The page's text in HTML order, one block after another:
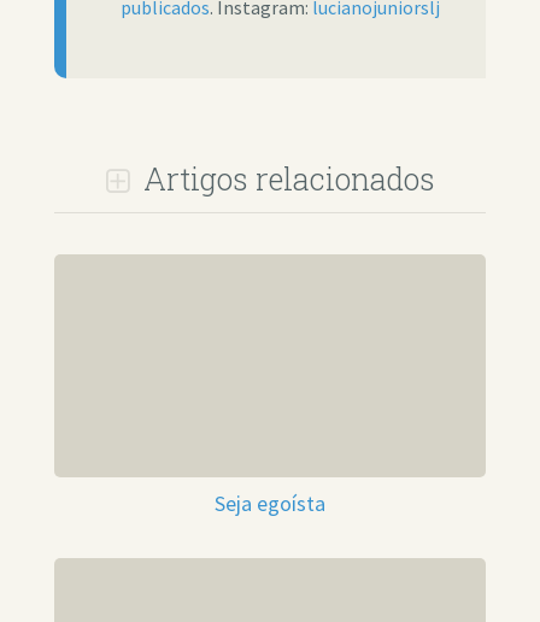
publicados. Instagram: lucianojuniorslj
Artigos relacionados
Seja egoísta